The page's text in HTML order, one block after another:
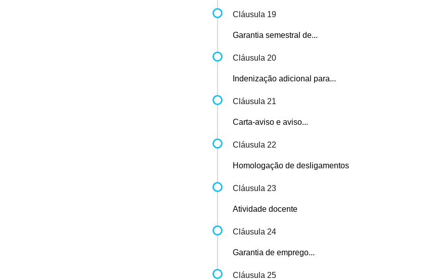
Cláusula 19
Garantia semestral de...
Cláusula 20
Indenização adicional para...
Cláusula 21
Carta-aviso e aviso...
Cláusula 22
Homologação de desligamentos
Cláusula 23
Atividade docente
Cláusula 24
Garantia de emprego...
Cláusula 25